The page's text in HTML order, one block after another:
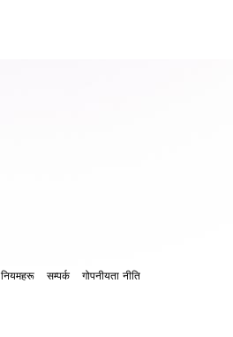
नियमहरू सम्पर्क गोपनीयता नीति